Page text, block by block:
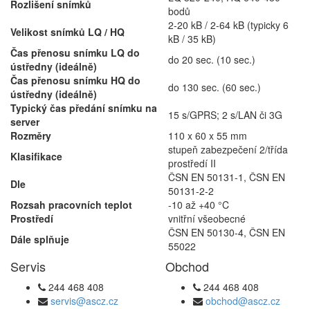
Rozlišení snímků
bodů
Velikost snímků LQ / HQ
2-20 kB / 2-64 kB (typicky 6
kB / 35 kB)
Čas přenosu snímku LQ do
ústředny (ideálně)
do 20 sec. (10 sec.)
Čas přenosu snímku HQ do
ústředny (ideálně)
do 130 sec. (60 sec.)
Typický čas předání snímku na
server
15 s/GPRS; 2 s/LAN či 3G
Rozměry
110 x 60 x 55 mm
Klasifikace
stupeň zabezpečení 2/třída
prostředí II
Dle
ČSN EN 50131-1, ČSN EN
50131-2-2
Rozsah pracovních teplot
-10 až +40 °C
Prostředí
vnitřní všeobecné
Dále splňuje
ČSN EN 50130-4, ČSN EN
55022
Servis
244 468 408
servis@ascz.cz
Obchod
244 468 408
obchod@ascz.cz